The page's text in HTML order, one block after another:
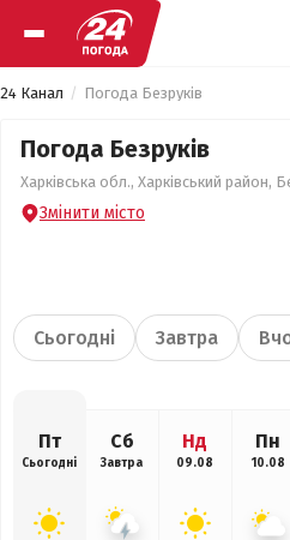
24 Канал Погода Безруків
Погода Безруків
Харківська обл., Харківський район,
Змінити місто
Сьогодні Завтра
Пт
Сьогодні
Сб
Завтра
Нд
09.08
Пн
10.08